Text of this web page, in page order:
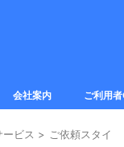
会社案内 ご利用
ビス > ご依頼スタイル